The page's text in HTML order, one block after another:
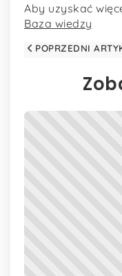
Aby uzyskać
Baza wiedzy
POPRZEDNI